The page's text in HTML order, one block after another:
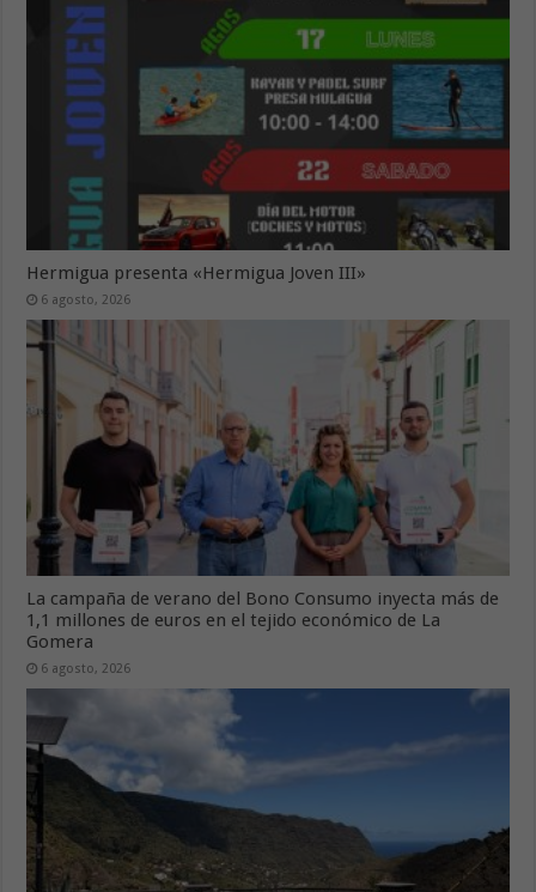
Hermigua presenta «Hermigua Joven III»
6 agosto, 2026
La campaña de verano del Bono Consumo inyecta más de
1,1 millones de euros en el tejido económico de La
Gomera
6 agosto, 2026